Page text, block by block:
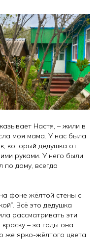
Настя, – жили в
моя мама. У нас была
который дедушка от
руками. У него были
по дому, всегда
фоне жёлтой стены с
Всё это дедушка
рассматривать эти
– за годы она
же ярко-жёлтого цвета.